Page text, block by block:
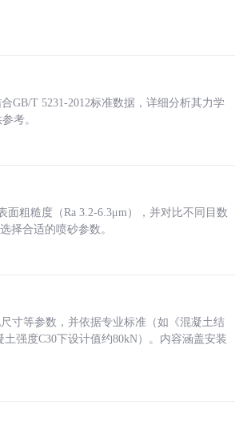
GB/T 5231-2012标准数据，详细分析其力学
考。
粗糙度（Ra 3.2-6.3μm），并对比不同目数
择合适的喷砂参数。
寸等参数，并依据专业标准（如《混凝土结
强度C30下设计值约80kN）。内容涵盖安装